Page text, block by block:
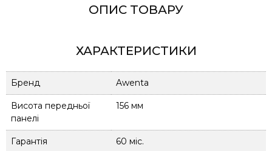
ОПИС ТОВАРУ
ХАРАКТЕРИСТИКИ
Бренд Awenta
Висота передньої
панелі
156 мм
Гарантія 60 міс.